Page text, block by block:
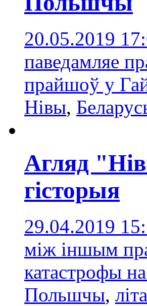
20.05.2019
паведамляе
прайшоў у
Нівы,
Агляд
гісторыя
29.04.2019
між іншым
катастрофы
Польшчы,